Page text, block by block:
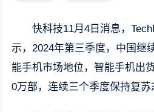
快科技11月4日消息，
示，2024年第三季度，中国继
能手机市场地位，智能手机出
0万部，连续三个季度保持复苏